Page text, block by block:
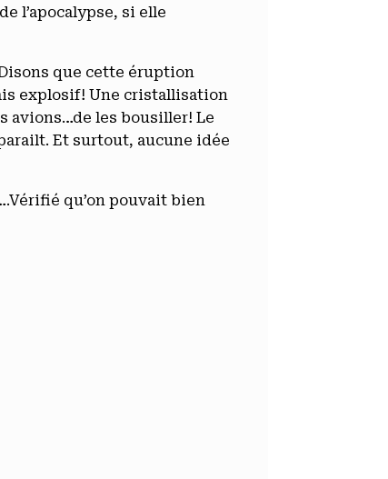
l’apocalypse, si elle
que cette éruption
explosif! Une cristallisation
avions…de les bousiller! Le
Et surtout, aucune idée
qu’on pouvait bien